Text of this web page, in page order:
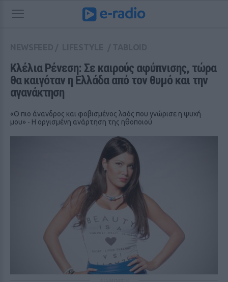
Κλέλια Ρένεση: Σε καιρούς αφύπνισης, τώρα
θα καιγόταν η Ελλάδα από τον θυμό και την
αγανάκτηση
«Ο πιο άνανδρος και φοβισμένος λαός που γνώρισε η ψυχή
μου» - Η οργισμένη ανάρτηση της ηθοποιού